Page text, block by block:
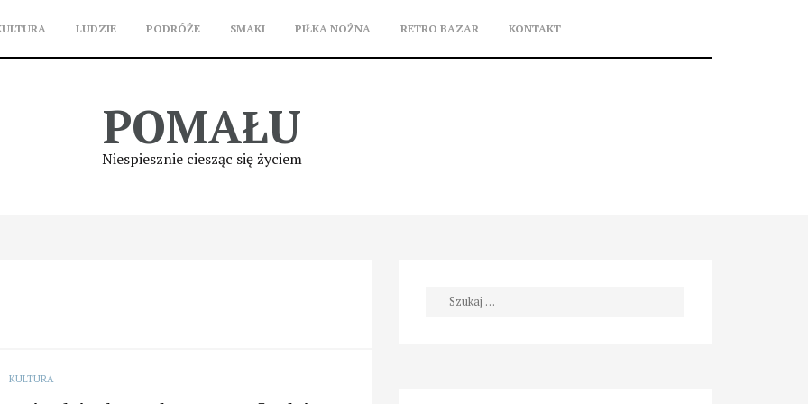
LUDZIE PODRÓŻE SMAKI PIŁKA NOŻNA RETRO BAZAR KONTAKT
POMAŁU
Niespiesznie ciesząc się życiem
KULTURA
Szukaj: